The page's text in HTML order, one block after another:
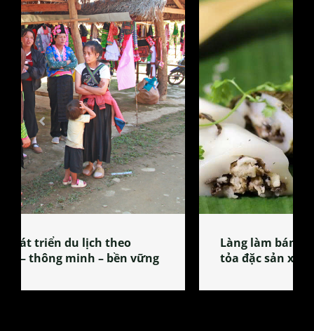
Làng làm bánh tẻ Phú Nhi – nơi lan
tỏa đặc sản xứ Đoài